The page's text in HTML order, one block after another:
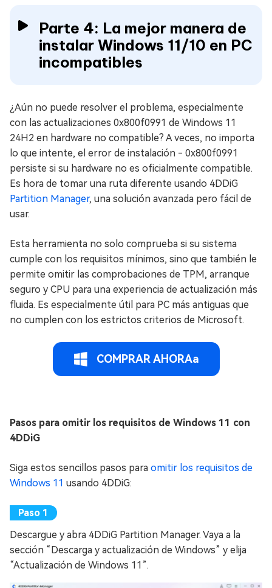
Parte 4: La mejor manera de
instalar Windows 11/10 en PC
incompatibles
¿Aún no puede resolver el problema, especialmente
con las actualizaciones 0x800f0991 de Windows 11
24H2 en hardware no compatible? A veces, no importa
lo que intente, el error de instalación - 0x800f0991
persiste si su hardware no es oficialmente compatible.
Es hora de tomar una ruta diferente usando 4DDiG
Partition Manager, una solución avanzada pero fácil de
usar.
Esta herramienta no solo comprueba si su sistema
cumple con los requisitos mínimos, sino que también le
permite omitir las comprobaciones de TPM, arranque
seguro y CPU para una experiencia de actualización más
fluida. Es especialmente útil para PC más antiguas que
no cumplen con los estrictos criterios de Microsoft.
COMPRAR AHORAa
Pasos para omitir los requisitos de Windows 11 con
4DDiG
Siga estos sencillos pasos para omitir los requisitos de
Windows 11 usando 4DDiG:
Descargue y abra 4DDiG Partition Manager. Vaya a la
sección “Descarga y actualización de Windows” y elija
“Actualización de Windows 11”.